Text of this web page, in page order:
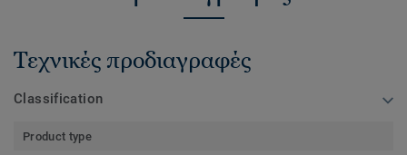
Τεχνικές προδιαγραφές
Classification
Product type